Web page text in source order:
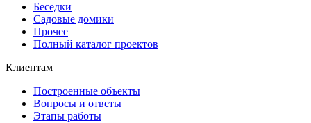
Беседки
Садовые домики
Прочее
Полный каталог проектов
Клиентам
Построенные объекты
Вопросы и ответы
Этапы работы